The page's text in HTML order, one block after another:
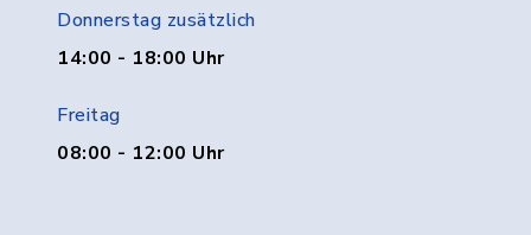
Donnerstag zusätzlich
14:00 - 18:00 Uhr
Freitag
08:00 - 12:00 Uhr